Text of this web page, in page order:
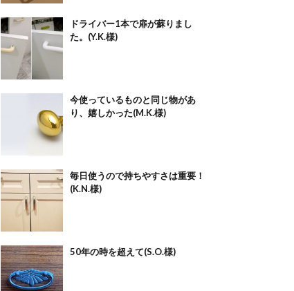
ドライバー1本で扉が蘇りまし
た。(Y.K.様)
今使っているものと同じ物があ
り、嬉しかった(M.K.様)
毎日使うので持ちやすさは重要！
(K.N.様)
50年の時を超えて(S.O.様)